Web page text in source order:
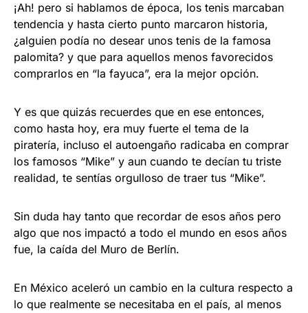
¡Ah! pero si hablamos de época, los tenis marcaban
tendencia y hasta cierto punto marcaron historia,
¿alguien podía no desear unos tenis de la famosa
palomita? y que para aquellos menos favorecidos
comprarlos en “la fayuca”, era la mejor opción.
Y es que quizás recuerdes que en ese entonces,
como hasta hoy, era muy fuerte el tema de la
piratería, incluso el autoengaño radicaba en comprar
los famosos “Mike” y aun cuando te decían tu triste
realidad, te sentías orgulloso de traer tus “Mike”.
Sin duda hay tanto que recordar de esos años pero
algo que nos impactó a todo el mundo en esos años
fue, la caída del Muro de Berlín.
En México aceleró un cambio en la cultura respecto a
lo que realmente se necesitaba en el país, al menos